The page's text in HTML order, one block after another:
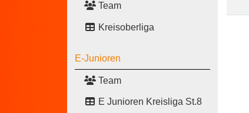
Team
Kreisoberliga
E-Junioren
Team
E Junioren Kreisliga St.8